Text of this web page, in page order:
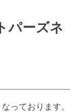
パーズネ
っております。